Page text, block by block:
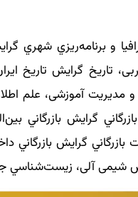
و برنامه‌ريزي شهري
تاريخ گرايش تاريخ
و مدیریت آموزشی، علم
گرايش بازرگاني
بازرگاني گرايش
شیمی آلی، زيست‌شناسي